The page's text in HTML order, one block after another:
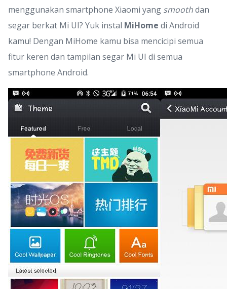
menggunakan smartphone Xiaomi yang smoothdan
segar berkat Mi UI? Yuk instal MiHome di Android
kamu! Dengan MiHome kamu bisa mencicipi semua
fitur keren dan tampilan segar Mi UI di semua
smartphone Android.